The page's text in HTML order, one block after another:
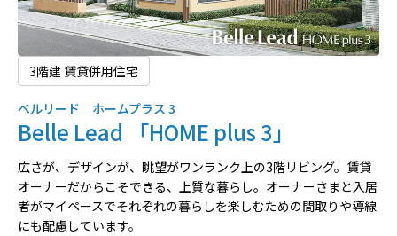
3階建 賃貸併用住宅
ベルリード ホームプラス 3
Belle Lead 「HOME plus 3」
広さが、デザインが、眺望がワンランク上の3階リビング。賃貸
オーナーだからこそできる、上質な暮らし。オーナーさまと入居
者がマイペースでそれぞれの暮らしを楽しむための間取りや導線
にも配慮しています。